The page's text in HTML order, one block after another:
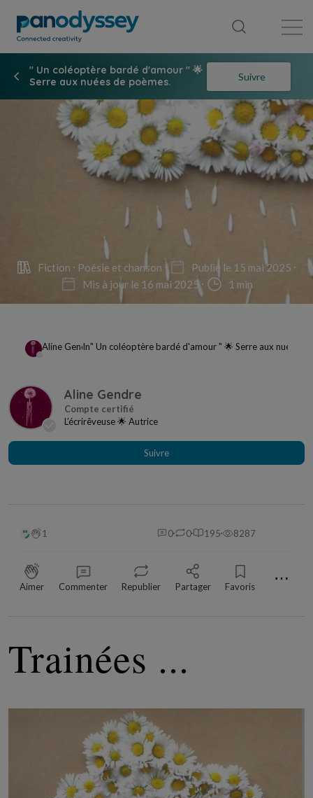
" Un coléoptère bardé d'amour " 🌟
Serre aux nuées de poèmes.
Suivre
Fiction Poésie et chanson
Publié le 15 mai 2025
Mis à jour le 16 mai 2025
1 min
Aline Gendre
In" Un coléoptère bardé d'amour " 🌟 Serre aux nuées
Aline Gendre
L’écrirêveuse 🌟 Autrice
Suivre
1 0 0 195 8287
Aimer Commenter Republier Partager Favoris ⋯
Trainées ...